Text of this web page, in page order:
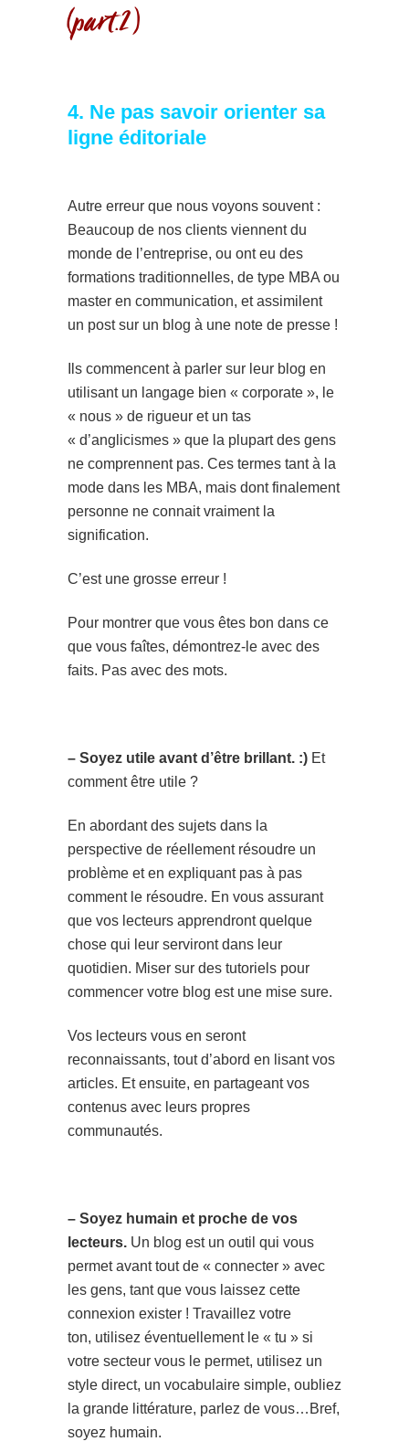
(part.2)
4. Ne pas savoir orienter sa
ligne éditoriale
Autre erreur que nous voyons souvent :
Beaucoup de nos clients viennent du
monde de l’entreprise, ou ont eu des
formations traditionnelles, de type MBA ou
master en communication, et assimilent
un post sur un blog à une note de presse !
Ils commencent à parler sur leur blog en
utilisant un langage bien « corporate », le
« nous » de rigueur et un tas
« d’anglicismes » que la plupart des gens
ne comprennent pas. Ces termes tant à la
mode dans les MBA, mais dont finalement
personne ne connait vraiment la
signification.
C’est une grosse erreur !
Pour montrer que vous êtes bon dans ce
que vous faîtes, démontrez-le avec des
faits. Pas avec des mots.
– Soyez utile avant d’être brillant. :) Et
comment être utile ?
En abordant des sujets dans la
perspective de réellement résoudre un
problème et en expliquant pas à pas
comment le résoudre. En vous assurant
que vos lecteurs apprendront quelque
chose qui leur serviront dans leur
quotidien. Miser sur des tutoriels pour
commencer votre blog est une mise sure.
Vos lecteurs vous en seront
reconnaissants, tout d’abord en lisant vos
articles. Et ensuite, en partageant vos
contenus avec leurs propres
communautés.
– Soyez humain et proche de vos
lecteurs. Un blog est un outil qui vous
permet avant tout de « connecter » avec
les gens, tant que vous laissez cette
connexion exister ! Travaillez votre
ton, utilisez éventuellement le « tu » si
votre secteur vous le permet, utilisez un
style direct, un vocabulaire simple, oubliez
la grande littérature, parlez de vous…Bref,
soyez humain.